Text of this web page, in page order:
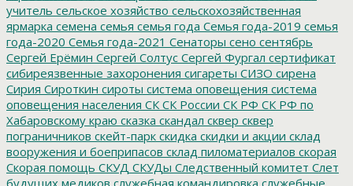
учитель сельское хозяйство сельскохозяйственная
ярмарка семена семья семья года Семья года-2019 семья
года-2020 Семья года-2021 Сенаторы сено сентябрь
Сергей Ерёмин Сергей Солтус Сергей Фургал сертификат
сибиреязвенные захоронения сигареты СИЗО сирена
Сирия Сироткин сироты система оповещения система
оповещения населения СК СК России СК РФ СК РФ по
Хабаровскому краю сказка скандал сквер сквер
пограничников скейт-парк скидка скидки и акции склад
вооружения и боеприпасов склад пиломатериалов скорая
Скорая помощь СКУД СКУДы Следственный комитет Слет
будущих медиков служебная командировка служебные